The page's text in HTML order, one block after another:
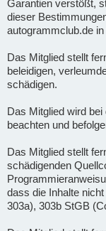
Garantien verstößt,
dieser
autogrammclub.de
Das Mitglied stellt
beleidigen,
schädigen.
Das Mitglied wird
beachten und
Das Mitglied stellt
schädigenden
dass die Inhalte
303a), 303b StGB